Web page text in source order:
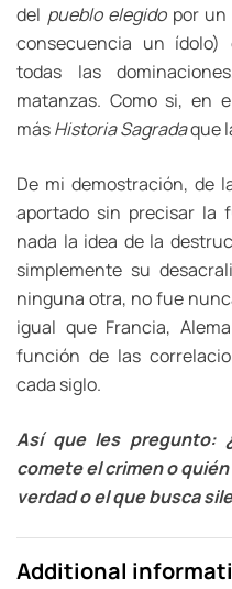
del pueblo elegido por
consecuencia un
todas las
matanzas. Como si, en
másHistoria Sagradaque
De mi demostración, de
aportado sin precisar la
nada la idea de la
simplemente su
ninguna otra, no fue
igual que Francia,
función de las
cada siglo.
Así que les pregunto:
comete el crimen o
verdad o el que busca
Additional